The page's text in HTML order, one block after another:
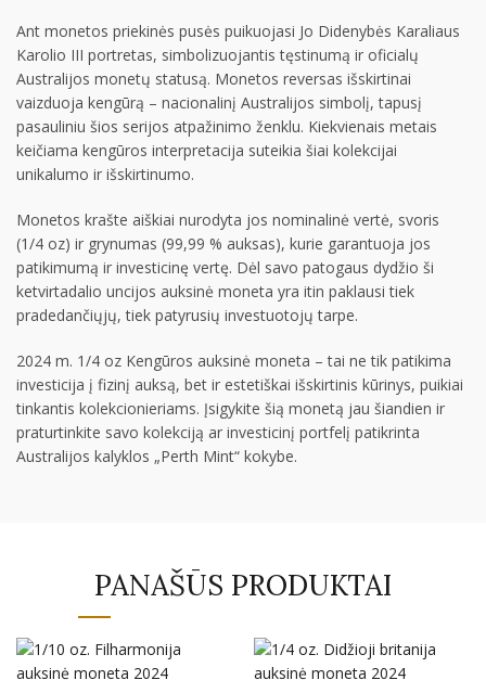
Ant monetos priekinės pusės puikuojasi Jo Didenybės Karaliaus
Karolio III portretas, simbolizuojantis tęstinumą ir oficialų
Australijos monetų statusą. Monetos reversas išskirtinai
vaizduoja kengūrą – nacionalinį Australijos simbolį, tapusį
pasauliniu šios serijos atpažinimo ženklu. Kiekvienais metais
keičiama kengūros interpretacija suteikia šiai kolekcijai
unikalumo ir išskirtinumo.
Monetos krašte aiškiai nurodyta jos nominalinė vertė, svoris
(1/4 oz) ir grynumas (99,99 % auksas), kurie garantuoja jos
patikimumą ir investicinę vertę. Dėl savo patogaus dydžio ši
ketvirtadalio uncijos auksinė moneta yra itin paklausi tiek
pradedančiųjų, tiek patyrusių investuotojų tarpe.
2024 m. 1/4 oz Kengūros auksinė moneta – tai ne tik patikima
investicija į fizinį auksą, bet ir estetiškai išskirtinis kūrinys, puikiai
tinkantis kolekcionieriams. Įsigykite šią monetą jau šiandien ir
praturtinkite savo kolekciją ar investicinį portfelį patikrinta
Australijos kalyklos „Perth Mint“ kokybe.
PANAŠŪS PRODUKTAI